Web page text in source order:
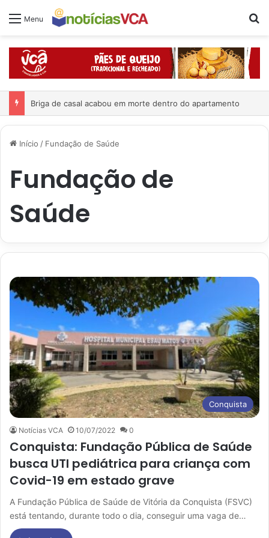
Menu
Briga de casal acabou em morte dentro do apartamento
Início / Fundação de Saúde
Fundação de
Saúde
Conquista
Notícias VCA 10/07/2022 0
Conquista: Fundação Pública de Saúde
busca UTI pediátrica para criança com
Covid-19 em estado grave
A Fundação Pública de Saúde de Vitória da Conquista (FSVC)
está tentando, durante todo o dia, conseguir uma vaga de…